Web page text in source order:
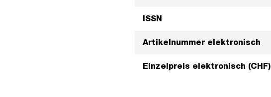
ISSN
Artikelnummer elektronisch
Einzelpreis elektronisch (CHF)